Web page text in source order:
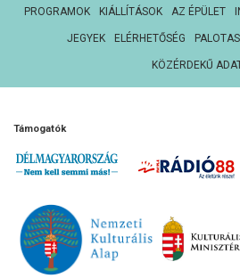
PROGRAMOK KIÁLLÍTÁSOK AZ ÉPÜLET
JEGYEK ELÉRHETŐSÉG
KÖZÉRDEKŰ
Támogatók